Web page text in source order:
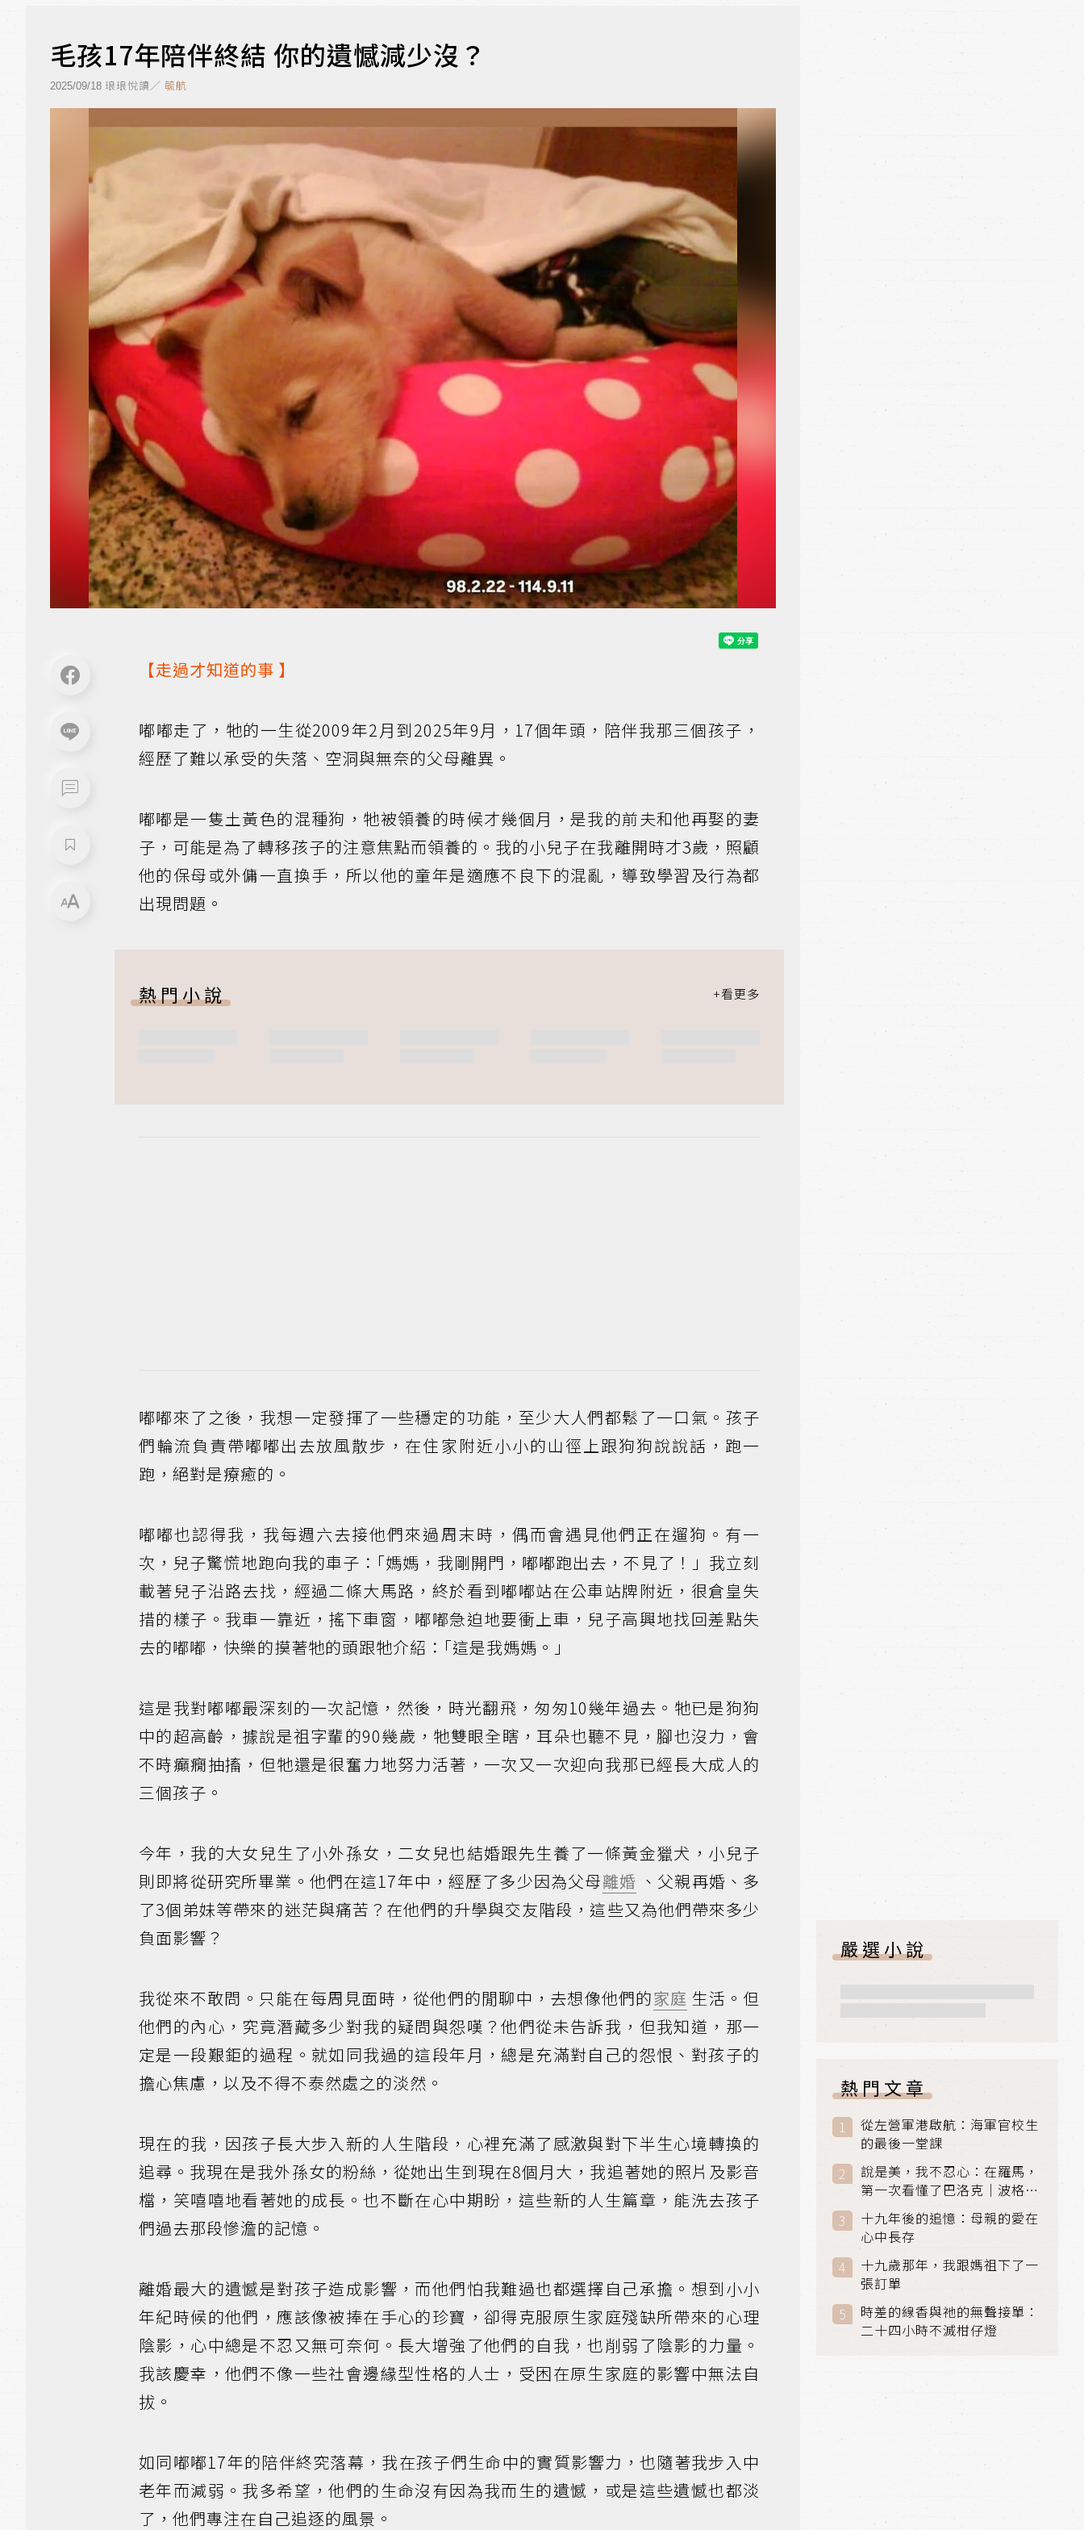
毛孩17年陪伴終結 你的遺憾減少沒？
2025/09/18 琅琅悅讀／ 毓航
【走過才知道的事 】
嘟嘟走了，牠的一生從2009年2月到2025年9月，17個年頭，陪伴我那三個孩子，
經歷了難以承受的失落、空洞與無奈的父母離異。
嘟嘟是一隻土黃色的混種狗，牠被領養的時候才幾個月，是我的前夫和他再娶的妻
子，可能是為了轉移孩子的注意焦點而領養的。我的小兒子在我離開時才3歲，照顧
他的保母或外傭一直換手，所以他的童年是適應不良下的混亂，導致學習及行為都
出現問題。
熱門小說
嘟嘟來了之後，我想一定發揮了一些穩定的功能，至少大人們都鬆了一口氣。孩子
們輪流負責帶嘟嘟出去放風散步，在住家附近小小的山徑上跟狗狗說說話，跑一
跑，絕對是療癒的。
嘟嘟也認得我，我每週六去接他們來過周末時，偶而會遇見他們正在遛狗。有一
次，兒子驚慌地跑向我的車子：｢媽媽，我剛開門，嘟嘟跑出去，不見了！」我立刻
載著兒子沿路去找，經過二條大馬路，終於看到嘟嘟站在公車站牌附近，很倉皇失
措的樣子。我車一靠近，搖下車窗，嘟嘟急迫地要衝上車，兒子高興地找回差點失
去的嘟嘟，快樂的摸著牠的頭跟牠介紹：｢這是我媽媽。」
這是我對嘟嘟最深刻的一次記憶，然後，時光翻飛，匆匆10幾年過去。牠已是狗狗
中的超高齡，據說是祖字輩的90幾歲，牠雙眼全瞎，耳朵也聽不見，腳也沒力，會
不時癲癇抽搐，但牠還是很奮力地努力活著，一次又一次迎向我那已經長大成人的
三個孩子。
今年，我的大女兒生了小外孫女，二女兒也結婚跟先生養了一條黃金獵犬，小兒子
則即將從研究所畢業。他們在這17年中，經歷了多少因為父母離婚 、父親再婚、多
了3個弟妹等帶來的迷茫與痛苦？在他們的升學與交友階段，這些又為他們帶來多少
負面影響？
我從來不敢問。只能在每周見面時，從他們的閒聊中，去想像他們的家庭 生活。但
他們的內心，究竟潛藏多少對我的疑問與怨嘆？他們從未告訴我，但我知道，那一
定是一段艱鉅的過程。就如同我過的這段年月，總是充滿對自己的怨恨、對孩子的
擔心焦慮，以及不得不泰然處之的淡然。
現在的我，因孩子長大步入新的人生階段，心裡充滿了感激與對下半生心境轉換的
追尋。我現在是我外孫女的粉絲，從她出生到現在8個月大，我追著她的照片及影音
檔，笑嘻嘻地看著她的成長。也不斷在心中期盼，這些新的人生篇章，能洗去孩子
們過去那段慘澹的記憶。
離婚最大的遺憾是對孩子造成影響，而他們怕我難過也都選擇自己承擔。想到小小
年紀時候的他們，應該像被捧在手心的珍寶，卻得克服原生家庭殘缺所帶來的心理
陰影，心中總是不忍又無可奈何。長大增強了他們的自我，也削弱了陰影的力量。
我該慶幸，他們不像一些社會邊緣型性格的人士，受困在原生家庭的影響中無法自
拔。
如同嘟嘟17年的陪伴終究落幕，我在孩子們生命中的實質影響力，也隨著我步入中
老年而減弱。我多希望，他們的生命沒有因為我而生的遺憾，或是這些遺憾也都淡
了，他們專注在自己追逐的風景。
嚴選小說
熱門文章
從左營軍港啟航：海軍官校生
的最後一堂課
說是美，我不忍心：在羅馬，
第一次看懂了巴洛克｜波格賽
美術館 (Galleria Borghese)
｜義大利 羅馬
十九年後的追憶：母親的愛在
心中長存
十九歲那年，我跟媽祖下了一
張訂單
時差的線香與祂的無聲接單：
二十四小時不滅柑仔燈